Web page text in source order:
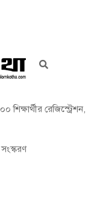
শিক্ষার্থীর রেজিস্ট্রেশন,